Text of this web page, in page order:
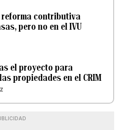
reforma contributiva
pero no en el IVU
el proyecto para
propiedades en el CRIM